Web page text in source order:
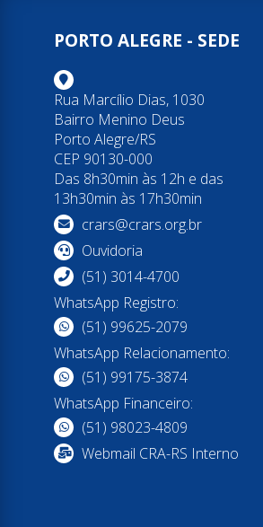
PORTO ALEGRE - SEDE
Rua Marcílio Dias, 1030
Bairro Menino Deus
Porto Alegre/RS
CEP 90130-000
Das 8h30min às 12h e das
13h30min às 17h30min
crars@crars.org.br
Ouvidoria
(51) 3014-4700
WhatsApp Registro:
(51) 99625-2079
WhatsApp Relacionamento:
(51) 99175-3874
WhatsApp Financeiro:
(51) 98023-4809
Webmail CRA-RS Interno